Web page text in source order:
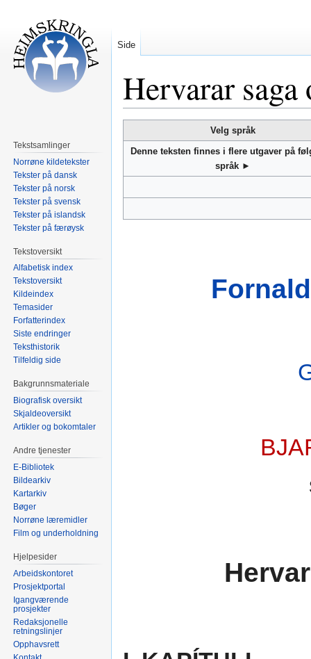
Hervarar
til
navigering
til
søk
Velg språk
Denne teksten finnes i flere utgaver på
språk ►
Side
Tekstsamlinger
Norrøne kildetekster
Tekster på dansk
Tekster på norsk
Tekster på svensk
Tekster på islandsk
Tekster på færøysk
Tekstoversikt
Alfabetisk index
Tekstoversikt
Kildeindex
Temasider
Forfatterindex
Siste endringer
Teksthistorik
Tilfeldig side
Bakgrunnsmateriale
Biografisk oversikt
Skjaldeoversikt
Artikler og bokomtaler
Andre tjenester
E-Bibliotek
Bildearkiv
Kartarkiv
Bøger
Norrøne læremidler
Film og underholdning
Hjelpesider
Arbeidskontoret
Prosjektportal
Igangværende
prosjekter
Redaksjonelle
retningslinjer
Opphavsrett